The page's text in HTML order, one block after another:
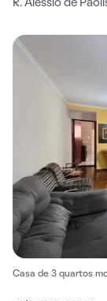
R. Aléssio de
Casa de 3 quartos